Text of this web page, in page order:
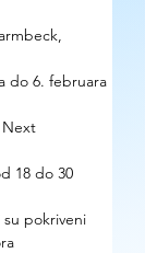
do 6. februara
18 do 30
su pokriveni